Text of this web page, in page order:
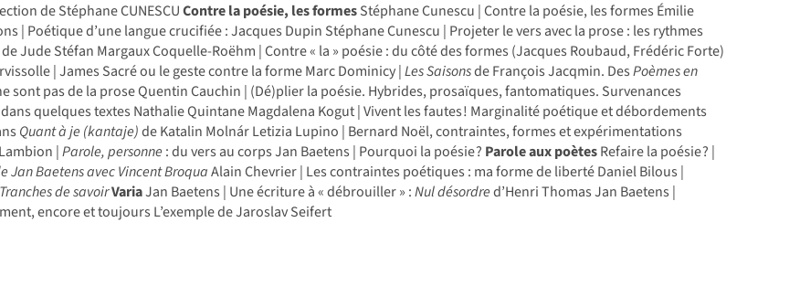
de Stéphane CUNESCUContre la poésie, les formesStéphane Cunescu | Contre la poésie, les formes Émilie
| Poétique d’une langue crucifiée : Jacques Dupin Stéphane Cunescu | Projeter le vers avec la prose : les rythmes
Jude Stéfan Margaux Coquelle-Roëhm | Contre « la » poésie : du côté des formes (Jacques Roubaud, Frédéric Forte)
| James Sacré ou le geste contre la forme Marc Dominicy |Les Saisonsde François Jacqmin. DesPoèmes en
sont pas de la prose Quentin Cauchin | (Dé)plier la poésie. Hybrides, prosaïques, fantoma­tiques. Survenances
quelques textes Nathalie Quintane Magdalena Kogut | Vivent les fautes ! Marginalité poétique et déborde­ments
Quant à je (kantaje)de Katalin Molnár Letizia Lupino | Bernard Noël, contraintes, formes et expérimentations
|Parole, personne : du vers au corps Jan Baetens | Pourquoi la poésie ? Parole aux poètesRefaire la poésie ? |
Jan Baetens avec Vincent BroquaAlain Chevrier | Les contraintes poétiques : ma forme de liberté Daniel Bilous |
Tranches de savoirVariaJan Baetens | Une écriture à « débrouiller » :Nul désordred’Henri Thomas Jan Baetens |
encore et toujours L’exemple de Jaroslav Seifert